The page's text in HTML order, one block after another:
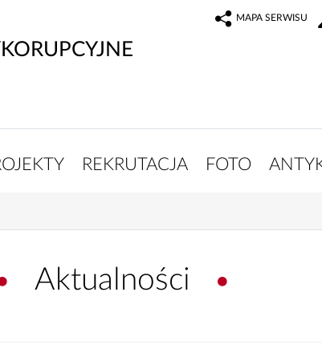
MAPA SERWISU
REKRUTACJA FOTO
Aktualności